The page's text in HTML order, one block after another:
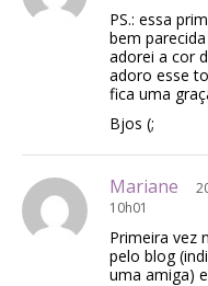
PS.: essa
bem
adorei a cor
adoro esse
fica uma
Bjos (;
Mariane
10h01
Primeira vez
pelo blog
uma amiga)